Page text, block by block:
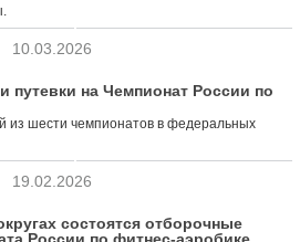
10.03.2026
путевки на Чемпионат России по
из шести чемпионатов в федеральных
19.02.2026
состоятся отборочные